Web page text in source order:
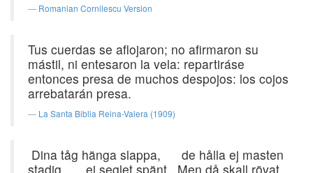
Romanian Cornilescu Version
Tus cuerdas se aflojaron; no afirmaron su
mástil, ni entesaron la vela: repartiráse
entonces presa de muchos despojos: los cojos
arrebatarán presa.
La Santa Biblia Reina-Valera (1909)
Dina tåg hänga slappa, de hålla ej masten
stadig, ej seglet spänt. Men då skall rövat